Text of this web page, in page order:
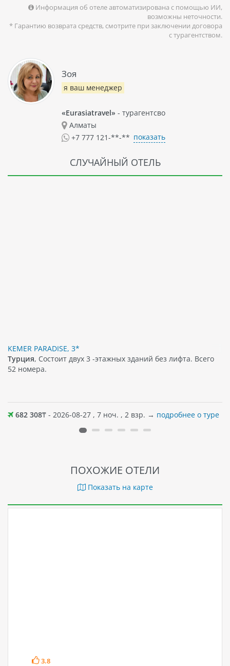
Информация об отеле автоматизирована с помощью ИИ,
возможны неточности.
* Гарантию возврата средств, смотрите при заключении договора
с турагентством.
Зоя
я ваш менеджер
«Eurasiatravel» - турагентсво
Алматы
+7 777 121-**-** показать
СЛУЧАЙНЫЙ ОТЕЛЬ
KEMER PARADISE, 3*
Турция, Состоит двух 3 -этажных зданий без лифта. Всего
52 номера.
682 308₸ - 2026-08-27 , 7 ноч. , 2 взр. → подробнее о туре
ПОХОЖИЕ ОТЕЛИ
Показать на карте
3.8